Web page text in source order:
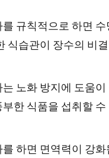
를 규칙적으로 하면 수
식습관이 장수의 비
는 노화 방지에 도움
부한 식품을 섭취할 수
를 하면 면역력이 강화